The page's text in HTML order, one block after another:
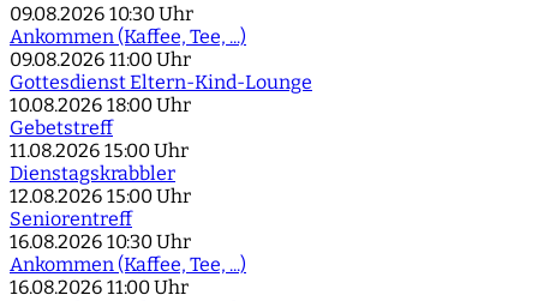
09.08.2026 10:30 Uhr
Ankommen (Kaffee, Tee, ...)
09.08.2026 11:00 Uhr
Gottesdienst Eltern-Kind-Lounge
10.08.2026 18:00 Uhr
Gebetstreff
11.08.2026 15:00 Uhr
Dienstagskrabbler
12.08.2026 15:00 Uhr
Seniorentreff
16.08.2026 10:30 Uhr
Ankommen (Kaffee, Tee, ...)
16.08.2026 11:00 Uhr